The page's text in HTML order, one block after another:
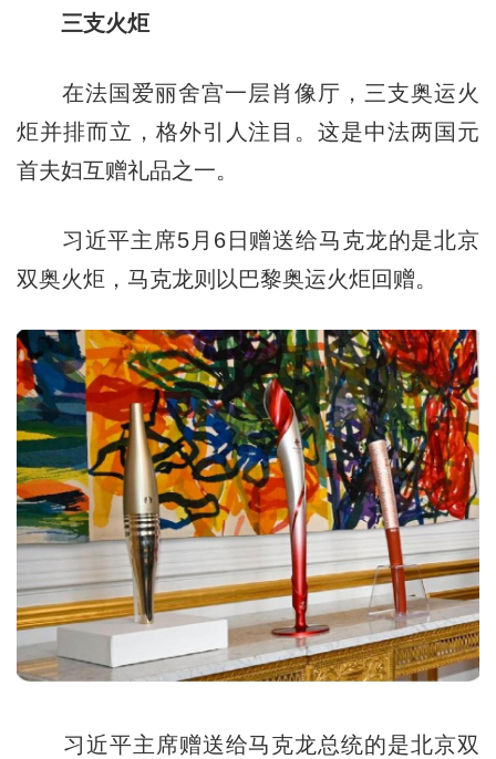
三支火炬
在法国爱丽舍宫一层肖像厅，三支奥运火
炬并排而立，格外引人注目。这是中法两国元
首夫妇互赠礼品之一。
习近平主席5月6日赠送给马克龙的是北京
双奥火炬，马克龙则以巴黎奥运火炬回赠。
习近平主席赠送给马克龙总统的是北京双